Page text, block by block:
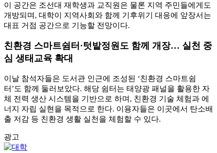
이 공간은 조선대 재학생과 교직원은 물론 지역 주민들에게도
개방되며, 대학이 지역사회와 함께 기후위기 대응에 앞장서는
대표 거점 공간으로 기능할 전망이다.
친환경 스마트쉼터·텃밭정원도 함께 개장… 실천 중
심 생태교육 확대
이날 참석자들은 도서관 인근에 조성된 ‘친환경 스마트쉼
터’도 함께 둘러보았다. 해당 쉼터는 태양광 패널을 활용한 자
체 전력 생산 시스템을 기반으로 하며, 친환경 기술 체험과 에
너지 자립 실현을 목적으로 한다. 이용자들은 이곳에서 탄소배
출 저감 등 친환경 생활 실천을 체험할 수 있다.
광고